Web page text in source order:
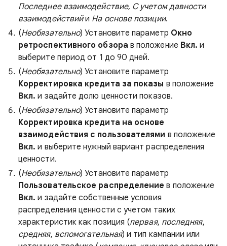
Последнее взаимодействие, С учетом давности
взаимодействийи На основе позиции.
(Необязательно) Установите параметр Окно
ретроспективного обзора в положение Вкл. и
выберите период от 1 до 90 дней.
(Необязательно) Установите параметр
Корректировка кредита за показы в положение
Вкл. и задайте долю ценности показов.
(Необязательно) Установите параметр
Корректировка кредита на основе
взаимодействия с пользователями в положение
Вкл. и выберите нужный вариант распределения
ценности.
(Необязательно) Установите параметр
Пользовательское распределение в положение
Вкл. и задайте собственные условия
распределения ценности с учетом таких
характеристик как позиция (первая, последняя,
средняя, вспомогательная) и тип кампании или